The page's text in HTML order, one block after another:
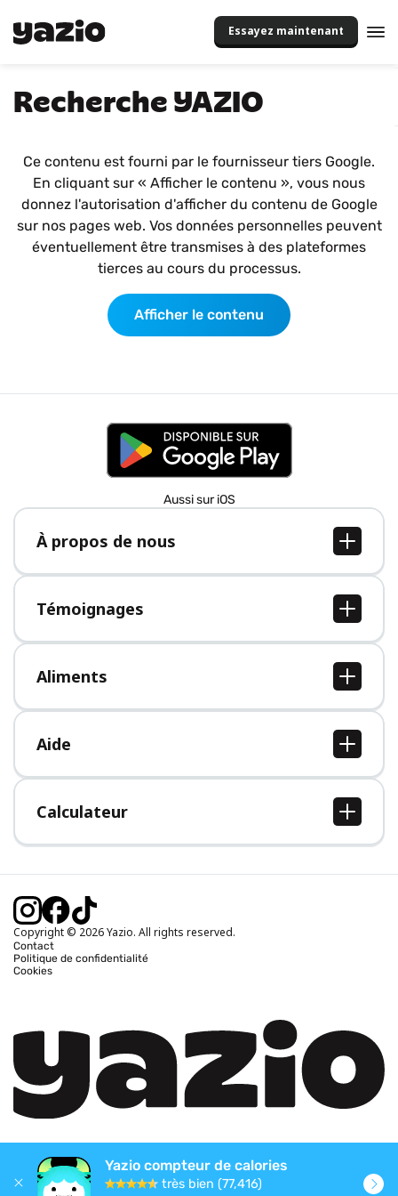
Essayez maintenant
Recherche YAZIO
Ce contenu est fourni par le fournisseur tiers Google.
En cliquant sur « Afficher le contenu », vous nous
donnez l'autorisation d'afficher du contenu de Google
sur nos pages web. Vos données personnelles peuvent
éventuellement être transmises à des plateformes
tierces au cours du processus.
Afficher le contenu
Aussi sur iOS
À propos de nous
À propos de nous
Postes
Presse
Témoignages
Tous les témoignages
Aliments
Tous les aliments
Aide
Centre d'aide
Calculateur
Calcul IMC
Calcul poids idéal
Calcul calories brûlées
Copyright © 2026 Yazio. All rights reserved.
Contact
Politique de confidentialité
Cookies
Yazio compteur de calories
très bien (77,416)